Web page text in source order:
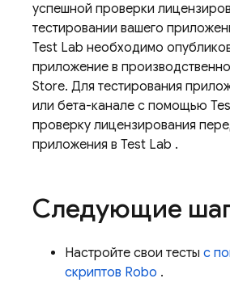
успешной проверки
тестировании вашего
Test Lab необходимо
приложение в
Store. Для тестирования
или бета-канале с помощью
проверку лицензирования
приложения в Test Lab .
Следующие
Настройте свои тесты с
скриптов Robo .